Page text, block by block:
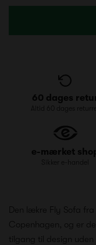
60 dages
Altid 60 dages returret
e-mærket
Sikker e-handel
Den lækre Fly Sofa fra
Copenhagen, og er
tilgang til design uden